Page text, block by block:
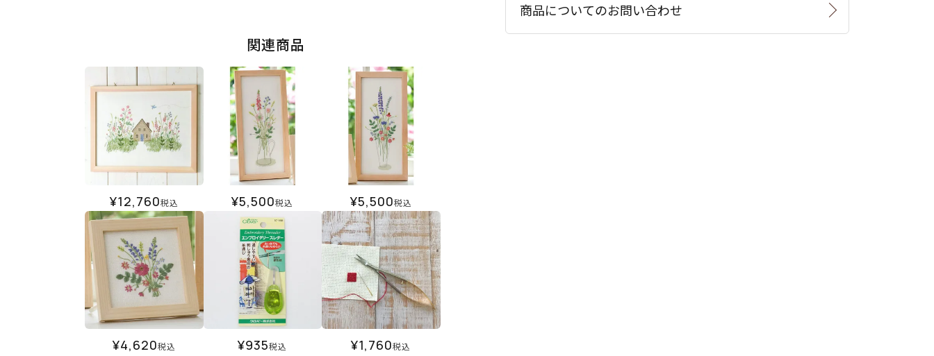
関連商品
¥12,760税込 ¥5,500税込 ¥5,500税込
¥4,620税込 ¥935税込 ¥1,760税込
商品についてのお問い合わせ